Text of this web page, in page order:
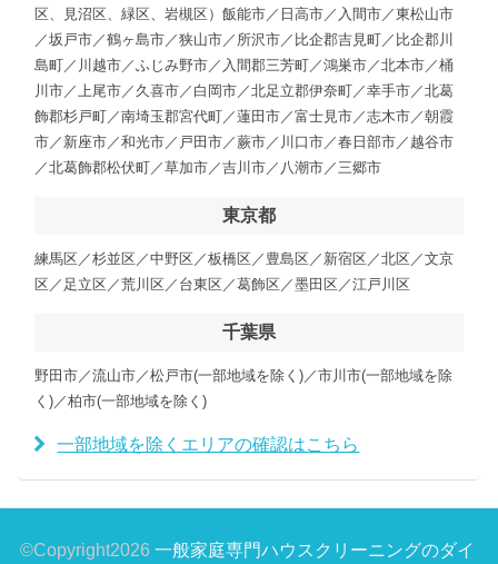
区、見沼区、緑区、岩槻区）飯能市／日高市／入間市／東松山市
／坂戸市／鶴ヶ島市／狭山市／所沢市／比企郡吉見町／比企郡川
島町／川越市／ふじみ野市／入間郡三芳町／鴻巣市／北本市／桶
川市／上尾市／久喜市／白岡市／北足立郡伊奈町／幸手市／北葛
飾郡杉戸町／南埼玉郡宮代町／蓮田市／富士見市／志木市／朝霞
市／新座市／和光市／戸田市／蕨市／川口市／春日部市／越谷市
／北葛飾郡松伏町／草加市／吉川市／八潮市／三郷市
東京都
練馬区／杉並区／中野区／板橋区／豊島区／新宿区／北区／文京
区／足立区／荒川区／台東区／葛飾区／墨田区／江戸川区
千葉県
野田市／流山市／松戸市(一部地域を除く)／市川市(一部地域を除
く)／柏市(一部地域を除く)
一部地域を除くエリアの確認はこちら
©Copyright2026 一般家庭専門ハウスクリーニングのダイ